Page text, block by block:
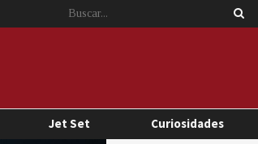
Jet Set Curiosidades